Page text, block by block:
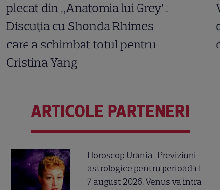
plecat din „Anatomia lui Grey”.
Discuția cu Shonda Rhimes
care a schimbat totul pentru
Cristina Yang
ARTICOLE PARTENERI
Horoscop Urania | Previziuni
astrologice pentru perioada 1 –
7 august 2026. Venus va intra